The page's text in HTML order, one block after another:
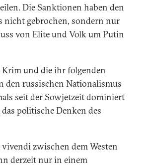
Die Sanktionen haben den
nicht gebrochen, sondern nur
von Elite und Volk um Putin
und die ihr folgenden
den russischen Nationalismus
seit der Sowjetzeit dominiert
politische Denken des
zwischen dem Westen
derzeit nur in einem